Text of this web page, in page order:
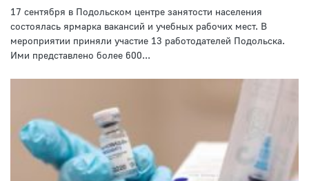
17 сентября в Подольском центре занятости населения
состоялась ярмарка вакансий и учебных рабочих мест. В
мероприятии приняли участие 13 работодателей Подольска.
Ими представлено более 600...